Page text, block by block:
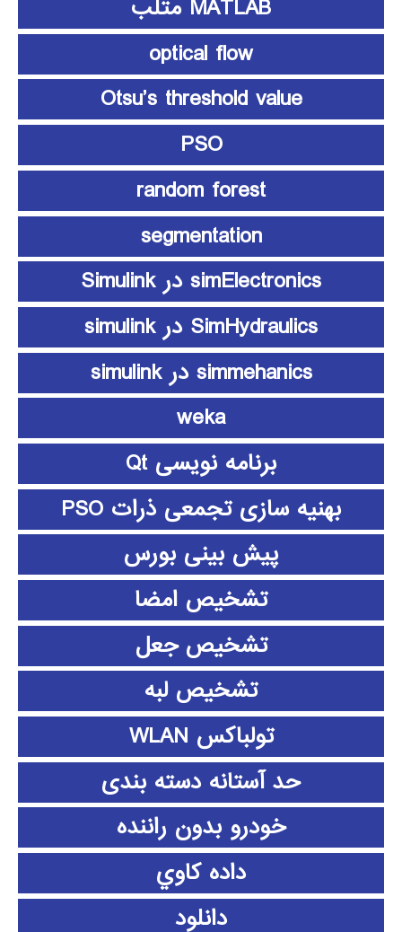
MATLAB متلب
optical flow
Otsu’s threshold value
PSO
random forest
segmentation
simElectronics در Simulink
SimHydraulics در simulink
simmehanics در simulink
weka
برنامه نویسی Qt
بهنیه سازی تجمعی ذرات PSO
پیش بینی بورس
تشخیص امضا
تشخیص جعل
تشخیص لبه
تولباکس WLAN
حد آستانه دسته بندی
خودرو بدون راننده
داده كاوي
دانلود